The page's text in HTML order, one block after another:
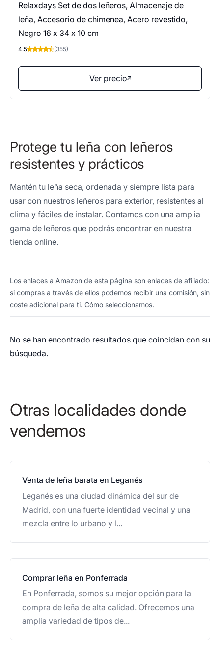
Relaxdays Set de dos leñeros, Almacenaje de
leña, Accesorio de chimenea, Acero revestido,
Negro 16 x 34 x 10 cm
4.5 (355)
Ver precio
Protege tu leña con leñeros
resistentes y prácticos
Mantén tu leña seca, ordenada y siempre lista para
usar con nuestros leñeros para exterior, resistentes al
clima y fáciles de instalar. Contamos con una amplia
gama de leñeros que podrás encontrar en nuestra
tienda online.
Los enlaces a Amazon de esta página son enlaces de afiliado:
si compras a través de ellos podemos recibir una comisión, sin
coste adicional para ti. Cómo seleccionamos.
No se han encontrado resultados que coincidan con su
búsqueda.
Otras localidades donde
vendemos
Venta de leña barata en Leganés
Leganés es una ciudad dinámica del sur de
Madrid, con una fuerte identidad vecinal y una
mezcla entre lo urbano y l...
Comprar leña en Ponferrada
En Ponferrada, somos su mejor opción para la
compra de leña de alta calidad. Ofrecemos una
amplia variedad de tipos de...